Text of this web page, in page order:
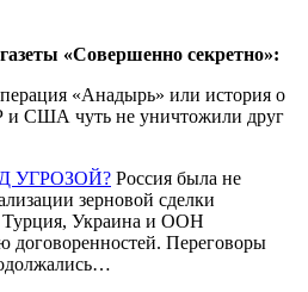
«Совершенно секретно»:
«Анадырь» или история о
и США чуть не уничтожили друг
УГРОЗОЙ? Россия была не
зерновой сделки
Турция, Украина и ООН
договоренностей. Переговоры